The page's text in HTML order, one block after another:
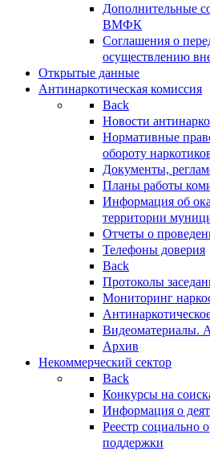
Дополнительные
ВМФК
Соглашения о
осуществлению
Открытые данные
Антинаркотическая комиссия
Back
Новости антинарко
Нормативные
обороту
Документы,
Планы работы
Информация об
территории
Отчеты о
Телефоны доверия
Back
Протоколы
Мониторинг
Видеоматериалы.
Архив
Некоммерческий сектор
Back
Конкурсы на
Информация о
Реестр социально
поддержки